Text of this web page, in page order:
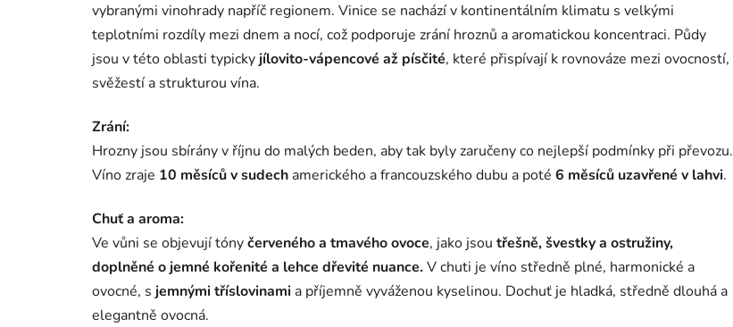
vybranými vinohrady napříč regionem. Vinice se nachází v kontinentálním klimatu s velkými
teplotními rozdíly mezi dnem a nocí, což podporuje zrání hroznů a aromatickou koncentraci. Půdy
jsou v této oblasti typicky jílovito-vápencové až písčité, které přispívají k rovnováze mezi ovocností,
svěžestí a strukturou vína.
Zrání:
Hrozny jsou sbírány v říjnu do malých beden, aby tak byly zaručeny co nejlepší podmínky při převozu.
Víno zraje 10 měsícůvsudech amerického a francouzského dubu a poté 6 měsíců uzavřené v lahvi.
Chuť a aroma:
Ve vůni se objevují tónyčerveného a tmavého ovoce, jako jsou třešně, švestky a ostružiny,
doplněné o jemné kořenité a lehce dřevité nuance. V chuti je víno středně plné, harmonické a
ovocné, s jemnými tříslovinami a příjemně vyváženou kyselinou. Dochuť je hladká, středně dlouhá a
elegantně ovocná.